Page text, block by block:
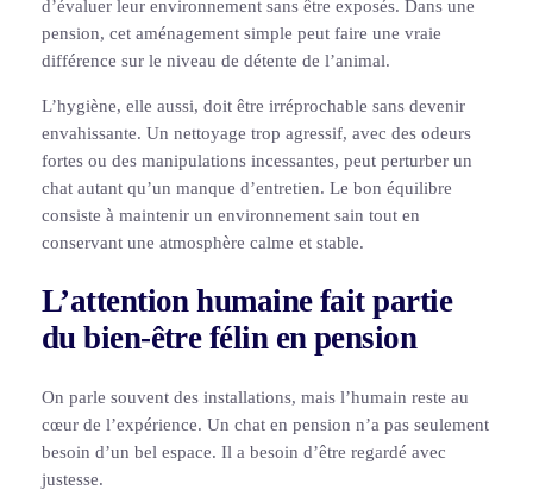
d’évaluer leur environnement sans être exposés. Dans une
pension, cet aménagement simple peut faire une vraie
différence sur le niveau de détente de l’animal.
L’hygiène, elle aussi, doit être irréprochable sans devenir
envahissante. Un nettoyage trop agressif, avec des odeurs
fortes ou des manipulations incessantes, peut perturber un
chat autant qu’un manque d’entretien. Le bon équilibre
consiste à maintenir un environnement sain tout en
conservant une atmosphère calme et stable.
L’attention humaine fait partie
du bien-être félin en pension
On parle souvent des installations, mais l’humain reste au
cœur de l’expérience. Un chat en pension n’a pas seulement
besoin d’un bel espace. Il a besoin d’être regardé avec
justesse.